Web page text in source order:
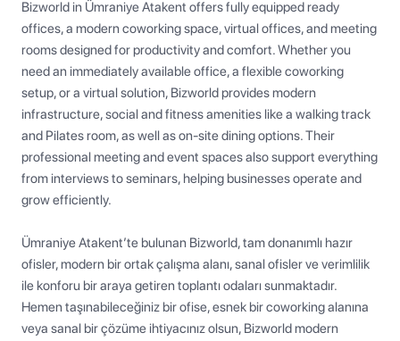
Bizworld in Ümraniye Atakent offers fully equipped ready
offices, a modern coworking space, virtual offices, and meeting
rooms designed for productivity and comfort. Whether you
need an immediately available office, a flexible coworking
setup, or a virtual solution, Bizworld provides modern
infrastructure, social and fitness amenities like a walking track
and Pilates room, as well as on-site dining options. Their
professional meeting and event spaces also support everything
from interviews to seminars, helping businesses operate and
grow efficiently.
Ümraniye Atakent’te bulunan Bizworld, tam donanımlı hazır
ofisler, modern bir ortak çalışma alanı, sanal ofisler ve verimlilik
ile konforu bir araya getiren toplantı odaları sunmaktadır.
Hemen taşınabileceğiniz bir ofise, esnek bir coworking alanına
veya sanal bir çözüme ihtiyacınız olsun, Bizworld modern